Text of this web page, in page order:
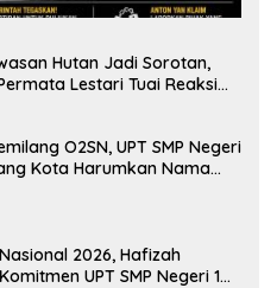
Hutan Jadi Sorotan,
Lestari Tuai Reaksi
O2SN, UPT SMP Negeri
Kota Harumkan Nama
2026, Hafizah
UPT SMP Negeri 1